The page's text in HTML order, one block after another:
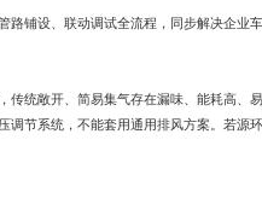
路铺设、联动调试全流程，同步解决企业
传统敞开、简易集气存在漏味、能耗高、
调节系统，不能套用通用排风方案。若源